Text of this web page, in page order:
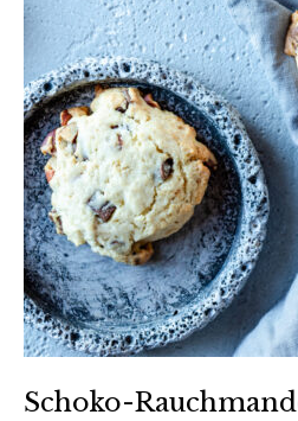
Schoko-